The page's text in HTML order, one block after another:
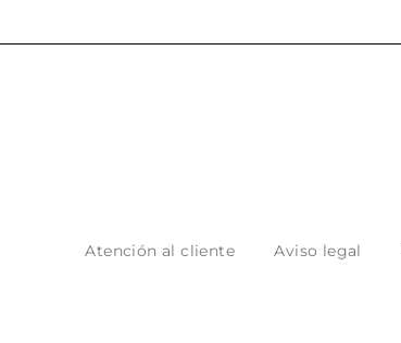
Atención al cliente Aviso legal